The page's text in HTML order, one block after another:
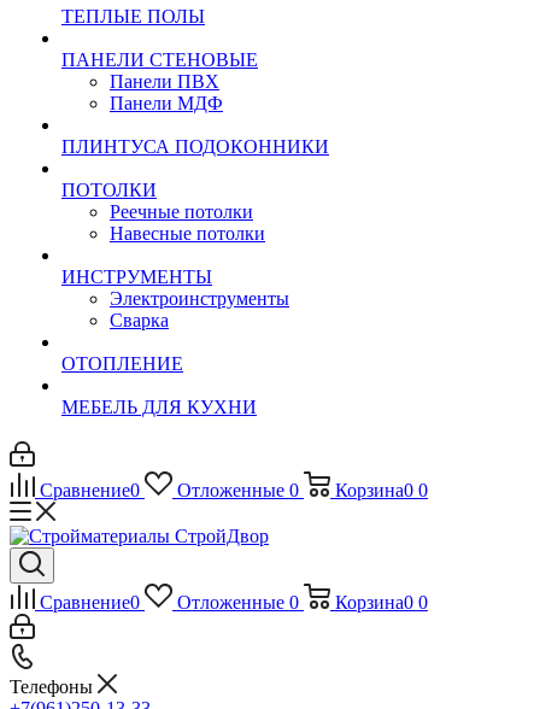
ТЕПЛЫЕ ПОЛЫ
ПАНЕЛИ СТЕНОВЫЕ
Панели ПВХ
Панели МДФ
ПЛИНТУСА ПОДОКОННИКИ
ПОТОЛКИ
Реечные потолки
Навесные потолки
ИНСТРУМЕНТЫ
Электроинструменты
Сварка
ОТОПЛЕНИЕ
МЕБЕЛЬ ДЛЯ КУХНИ
Сравнение0 Отложенные 0 Корзина0 0
Сравнение0 Отложенные 0 Корзина0 0
Телефоны